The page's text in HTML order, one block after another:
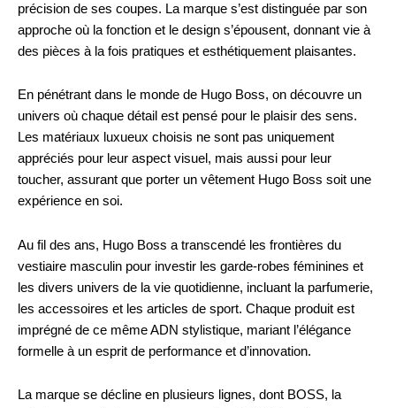
précision de ses coupes. La marque s’est distinguée par son
approche où la fonction et le design s’épousent, donnant vie à
des pièces à la fois pratiques et esthétiquement plaisantes.
En pénétrant dans le monde de Hugo Boss, on découvre un
univers où chaque détail est pensé pour le plaisir des sens.
Les matériaux luxueux choisis ne sont pas uniquement
appréciés pour leur aspect visuel, mais aussi pour leur
toucher, assurant que porter un vêtement Hugo Boss soit une
expérience en soi.
Au fil des ans, Hugo Boss a transcendé les frontières du
vestiaire masculin pour investir les garde-robes féminines et
les divers univers de la vie quotidienne, incluant la parfumerie,
les accessoires et les articles de sport. Chaque produit est
imprégné de ce même ADN stylistique, mariant l’élégance
formelle à un esprit de performance et d’innovation.
La marque se décline en plusieurs lignes, dont BOSS, la